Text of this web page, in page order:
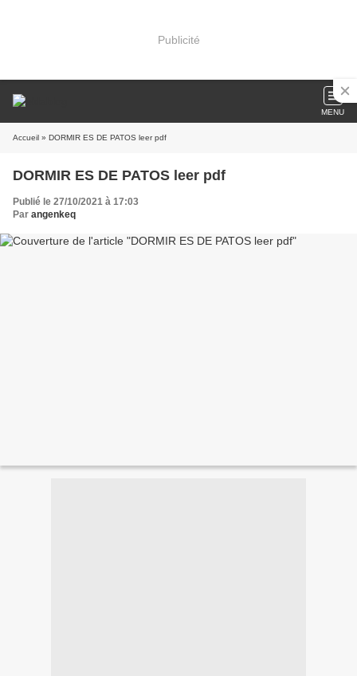
Publicité
MENU
Accueil » DORMIR ES DE PATOS leer pdf
DORMIR ES DE PATOS leer pdf
Publié le 27/10/2021 à 17:03
Par angenkeq